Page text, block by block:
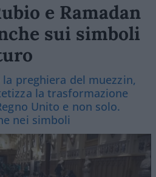
e Ramadan
sui simboli
preghiera del muezzin,
la trasformazione
Unito e non solo.
nei simboli